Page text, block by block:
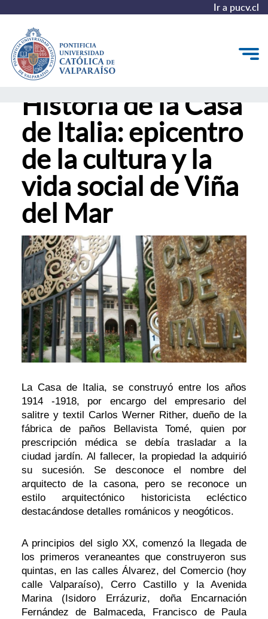
Ir a pucv.cl
Proyecciones
Valor patrimonial
Casa Italia en los medios
Historia de la Casa
de Italia: epicentro
de la cultura y la
vida social de Viña
del Mar
La Casa de Italia, se construyó entre los años
1914 -1918, por encargo del empresario del
salitre y textil Carlos Werner Rither, dueño de la
fábrica de paños Bellavista Tomé, quien por
prescripción médica se debía trasladar a la
ciudad jardín. Al fallecer, la propiedad la adquirió
su sucesión. Se desconoce el nombre del
arquitecto de la casona, pero se reconoce un
estilo arquitectónico historicista ecléctico
destacándose detalles románicos y neogóticos.
A principios del siglo XX, comenzó la llegada de
los primeros veraneantes que construyeron sus
quintas, en las calles Álvarez, del Comercio (hoy
calle Valparaíso), Cerro Castillo y la Avenida
Marina (Isidoro Errázuriz, doña Encarnación
Fernández de Balmaceda, Francisco de Paula